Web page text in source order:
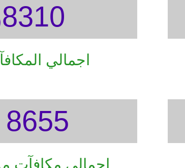
8310ريال
اجمالي
8655 ريال
اجمالي مكافآت